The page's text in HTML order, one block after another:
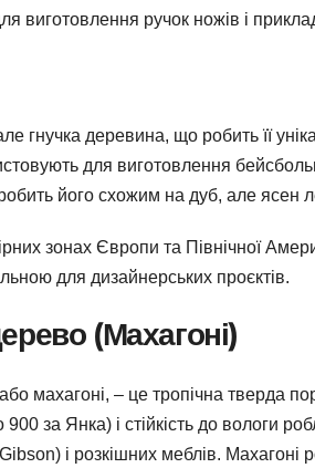
виготовлення ручок ножів і
гнучка деревина, що робить її
для виготовлення
його схожим на дуб, але ясен
зонах Європи та Північної
для дизайнерських проєктів.
(Махагоні)
махагоні, – це тропічна тверда
900 за Янка) і стійкість до вологи
і розкішних меблів.